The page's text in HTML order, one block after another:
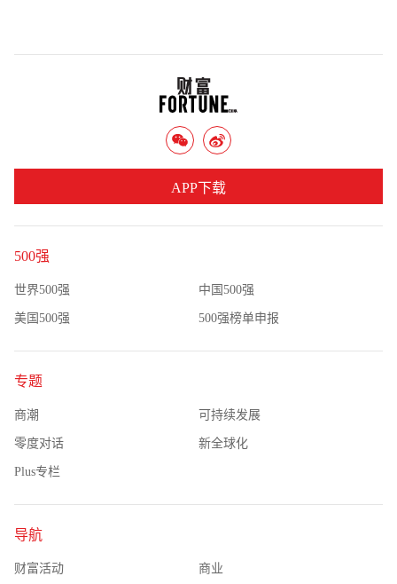
500强
世界500强 中国500强
美国500强 500强榜单申报
专题
商潮 可持续发展
零度对话 新全球化
Plus专栏
导航
财富活动 商业
APP下载